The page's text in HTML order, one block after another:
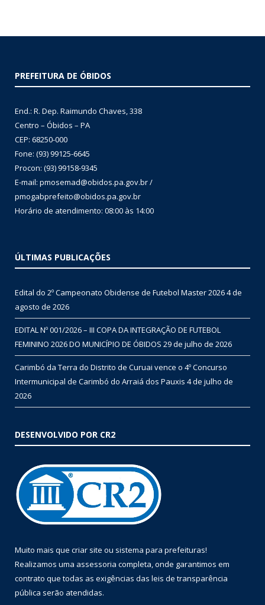
PREFEITURA DE ÓBIDOS
End.: R. Dep. Raimundo Chaves, 338
Centro – Óbidos – PA
CEP: 68250-000
Fone: (93) 99125-6645
Procon: (93) 99158-9345
E-mail: pmosemad@obidos.pa.gov.br /
pmogabprefeito@obidos.pa.gov.br
Horário de atendimento: 08:00 às 14:00
ÚLTIMAS PUBLICAÇÕES
Edital do 2º Campeonato Obidense de Futebol Master 20264 de
agosto de 2026
EDITAL Nº 001/2026 – III COPA DA INTEGRAÇÃO DE FUTEBOL
FEMININO 2026 DO MUNICÍPIO DE ÓBIDOS 29 de julho de 2026
Carimbó da Terra do Distrito de Curuai vence o 4º Concurso
Intermunicipal de Carimbó do Arraiá dos Pauxis 4 de julho de
2026
DESENVOLVIDO POR CR2
Muito mais que criar site ou sistema para prefeituras!
Realizamos uma assessoria completa, onde garantimos em
contrato que todas as exigências das leis de transparência
pública serão atendidas.